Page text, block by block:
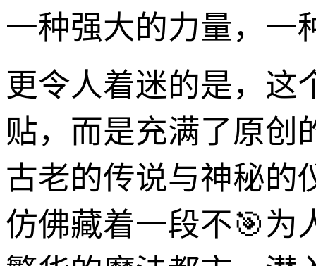
一种强大的力量，一
更令人着迷的是，这
贴，而是充满了原创
古老的传说与神秘的
仿佛藏着一段不🎯为